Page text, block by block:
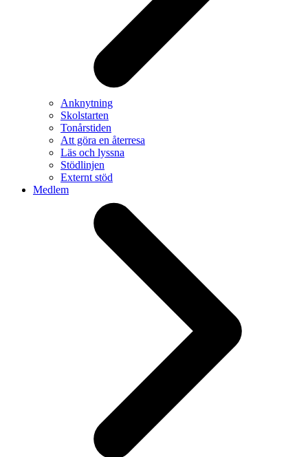
Anknytning
Skolstarten
Tonårstiden
Att göra en återresa
Läs och lyssna
Stödlinjen
Externt stöd
Medlem